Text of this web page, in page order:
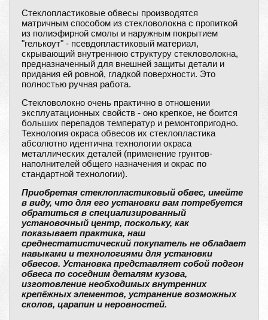
Стеклопластиковые обвесы производятся
матричным способом из стекловолокна с пропиткой
из полиэфирной смолы и наружным покрытием
"гелькоут" - псевдопластиковый материал,
скрывающий внутреннюю структуру стекловолокна,
предназначенный для внешней защиты детали и
придания ей ровной, гладкой поверхности. Это
полностью ручная работа.
Стекловолокно очень практично в отношении
эксплуатационных свойств - оно крепкое, не боится
больших перепадов температур и ремонтопригодно.
Технология окраса обвесов их стеклопластика
абсолютно идентична технологии окраса
металлических деталей (применение грунтов-
наполнителей общего назначения и окрас по
стандартной технологии).
Приобретая стеклопластиковый обвес, имейте
в виду, что для его установки вам потребуется
обратиться в специализированный
установочный центр, поскольку, как
показывает практика, наш
среднестатистический покупатель не обладает
навыками и технологиями для установки
обвесов. Установка представляет собой подгон
обвеса по соседним деталям кузова,
изготовление необходимых внутренних
крепёжных элементов, устранение возможных
сколов, царапин и неровностей.